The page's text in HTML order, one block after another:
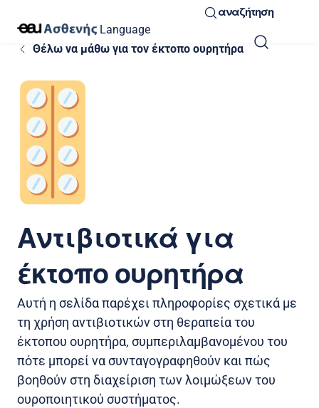
Language
αναζήτηση
Θέλω να μάθω για τον έκτοπο ουρητήρα
Αντιβιοτικά για
έκτοπο ουρητήρα
Αυτή η σελίδα παρέχει πληροφορίες σχετικά με
τη χρήση αντιβιοτικών στη θεραπεία του
έκτοπου ουρητήρα, συμπεριλαμβανομένου του
πότε μπορεί να συνταγογραφηθούν και πώς
βοηθούν στη διαχείριση των λοιμώξεων του
ουροποιητικού συστήματος.